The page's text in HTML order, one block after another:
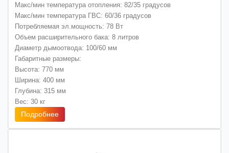
Макс/мин температура отопления: 82/35 градусов
Макс/мин температура ГВС: 60/36 градусов
Потребляемая эл.мощность: 78 Вт
Объем расширительного бака: 8 литров
Диаметр дымоотвода: 100/60 мм
Габаритные размеры:
Высота: 770 мм
Ширина: 400 мм
Глубина: 315 мм
Вес: 30 кг
Подробнее